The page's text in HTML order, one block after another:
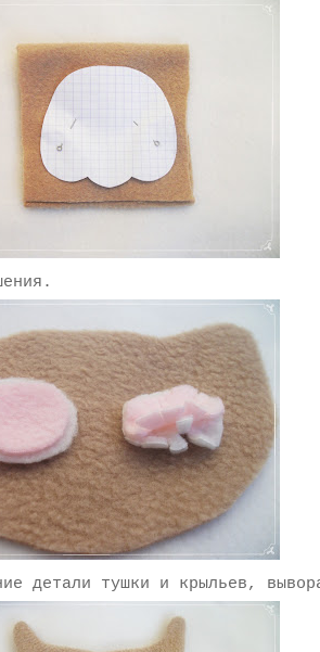
детали тушки и крыльев,